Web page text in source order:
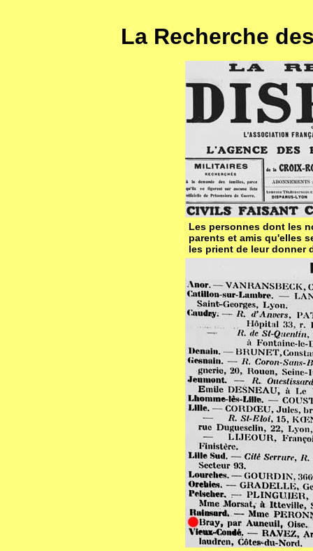
La Recherche
Les personnes dont les
parents et amis qu'elles
les prient de leur donner